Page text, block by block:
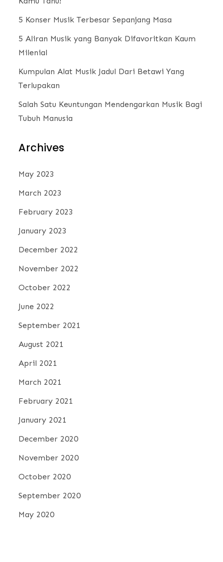
5 Konser Musik Terbesar Sepanjang Masa
5 Aliran Musik yang Banyak Difavoritkan Kaum
Milenial
Kumpulan Alat Musik Jadul Dari Betawi Yang
Terlupakan
Salah Satu Keuntungan Mendengarkan Musik Bagi
Tubuh Manusia
Archives
May 2023
March 2023
February 2023
January 2023
December 2022
November 2022
October 2022
June 2022
September 2021
August 2021
April 2021
March 2021
February 2021
January 2021
December 2020
November 2020
October 2020
September 2020
May 2020